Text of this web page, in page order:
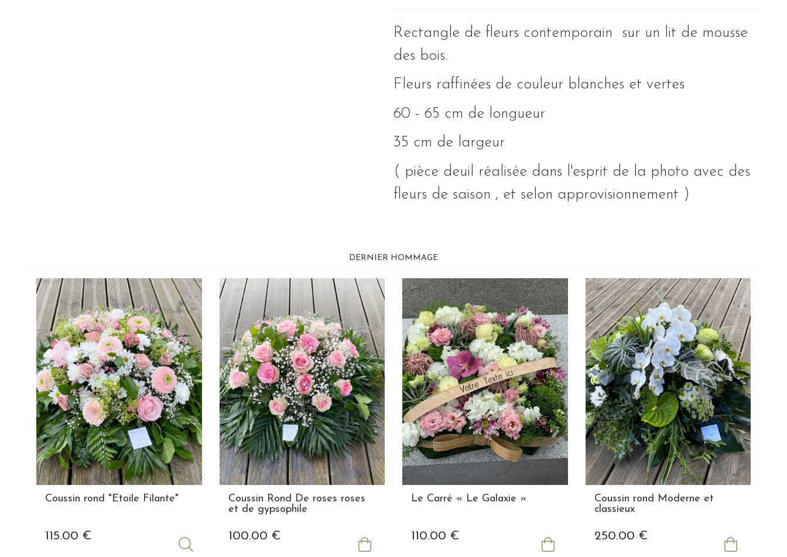
Rectangle de fleurs contemporain sur un lit de mousse
des bois.
Fleurs raffinées de couleur blanches et vertes
60 - 65 cm de longueur
35 cm de largeur
( pièce deuil réalisée dans l'esprit de la photo avec des
fleurs de saison , et selon approvisionnement )
DERNIER HOMMAGE
Coussin rond "Etoile Filante"
115.00 €
Coussin Rond De roses roses
et de gypsophile
100.00 €
Le Carré « Le Galaxie »
110.00 €
Coussin rond Moderne et
classieux
250.00 €